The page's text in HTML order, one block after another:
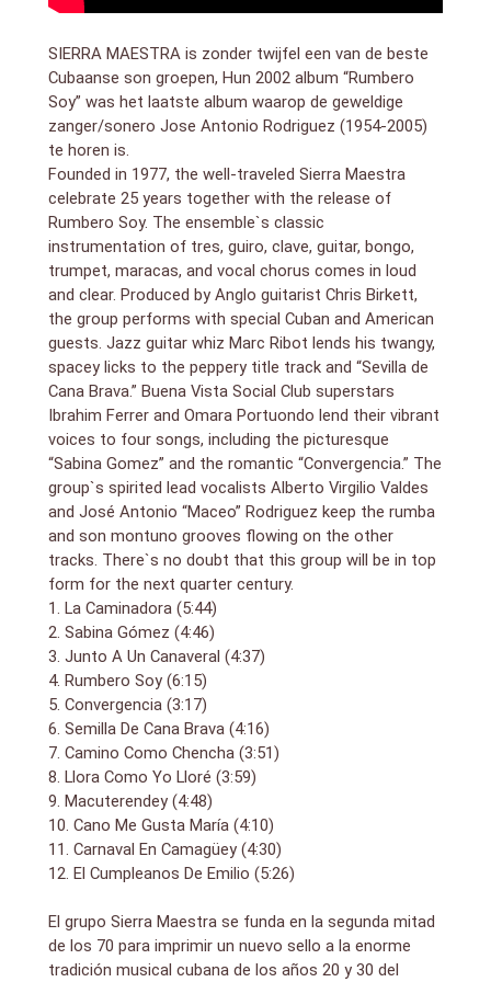
grupo se integra por talentosos músicos, partiendo
de un formato que incluye tres, guitarra, trompeta,
bongo, güiro, maracas, clave y voz.
SIERRA MAESTRA is zonder twijfel een van de beste
Cubaanse son groepen, Hun 2002 album “Rumbero
Soy” was het laatste album waarop de geweldige
zanger/sonero Jose Antonio Rodriguez (1954-2005)
te horen is.
Founded in 1977, the well-traveled Sierra Maestra
celebrate 25 years together with the release of
Rumbero Soy. The ensemble`s classic
instrumentation of tres, guiro, clave, guitar, bongo,
trumpet, maracas, and vocal chorus comes in loud
and clear. Produced by Anglo guitarist Chris Birkett,
the group performs with special Cuban and American
guests. Jazz guitar whiz Marc Ribot lends his twangy,
spacey licks to the peppery title track and “Sevilla de
Cana Brava.” Buena Vista Social Club superstars
Ibrahim Ferrer and Omara Portuondo lend their vibrant
voices to four songs, including the picturesque
“Sabina Gomez” and the romantic “Convergencia.” The
group`s spirited lead vocalists Alberto Virgilio Valdes
and José Antonio “Maceo” Rodriguez keep the rumba
and son montuno grooves flowing on the other
tracks. There`s no doubt that this group will be in top
form for the next quarter century.
1. La Caminadora (5:44)
2. Sabina Gómez (4:46)
3. Junto A Un Canaveral (4:37)
4. Rumbero Soy (6:15)
5. Convergencia (3:17)
6. Semilla De Cana Brava (4:16)
7. Camino Como Chencha (3:51)
8. Llora Como Yo Lloré (3:59)
9. Macuterendey (4:48)
10. Cano Me Gusta María (4:10)
11. Carnaval En Camagüey (4:30)
12. El Cumpleanos De Emilio (5:26)
El grupo Sierra Maestra se funda en la segunda mitad
de los 70 para imprimir un nuevo sello a la enorme
tradición musical cubana de los años 20 y 30 del